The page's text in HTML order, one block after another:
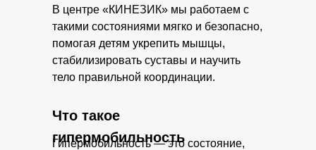
Что такое
гипермобильность
В центре «КИНЕЗИК» мы работаем с
такими состояниями мягко и безопасно,
помогая детям укрепить мышцы,
стабилизировать суставы и научить
тело правильной координации.
Гипермобильность — это состояние,